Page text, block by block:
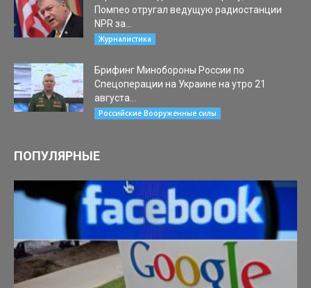
Помпео отругал ведущую радиостанции
NPR за...
Журналистика
Брифинг Минобороны России по
Спецоперации на Украине на утро 21
августа...
Российские Вооруженные силы
ПОПУЛЯРНЫЕ